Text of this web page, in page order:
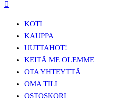
KOTI
KAUPPA
UUTTAHOT!
KEITÄ ME OLEMME
OTA YHTEYTTÄ
OMA TILI
OSTOSKORI